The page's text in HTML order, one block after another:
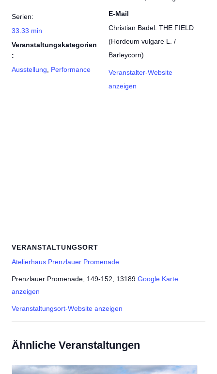
Serien:
33.33 min
Veranstaltungskategorien
:
Ausstellung
Performance
E-Mail
Christian Badel: THE FIELD
(Hordeum vulgare L. /
Barleycorn)
Veranstalter-Website
anzeigen
VERANSTALTUNGSORT
Atelierhaus Prenzlauer Promenade
Prenzlauer Promenade, 149-152, 13189 Google Karte
anzeigen
Veranstaltungsort-Website anzeigen
Ähnliche Veranstaltungen